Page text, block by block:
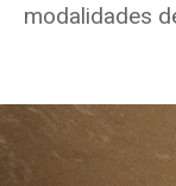
modalidades